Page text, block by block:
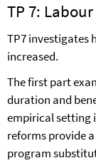
TP 7:
TP7 investigates
increased.
The first part
duration and
empirical setting
reforms provide
program